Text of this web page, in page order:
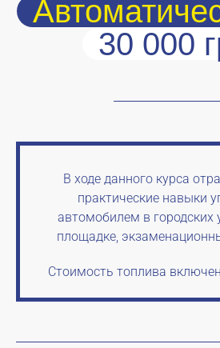
30 000
В ходе данного курса
практические навыки
автомобилем в городских
площадке,
Стоимость топлива